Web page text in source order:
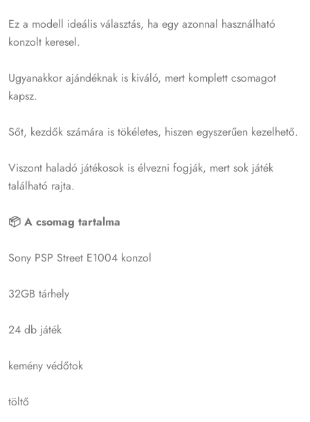
Ez a modell ideális választás, ha egy azonnal használható
konzolt keresel.
Ugyanakkor ajándéknak is kiváló, mert komplett csomagot
kapsz.
Sőt, kezdők számára is tökéletes, hiszen egyszerűen kezelhető.
Viszont haladó játékosok is élvezni fogják, mert sok játék
található rajta.
📦 A csomag tartalma
Sony PSP Street E1004 konzol
32GB tárhely
24 db játék
kemény védőtok
töltő